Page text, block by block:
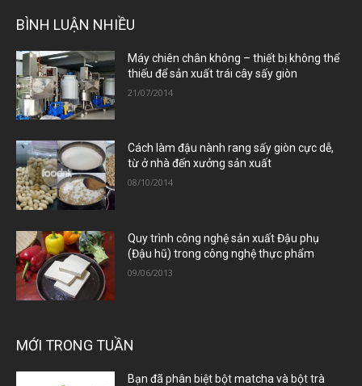
BÌNH LUẬN NHIỀU
Máy chiên chân không – thiết bị không thể
thiếu để sản xuất trái cây sấy giòn
21/07/2014
Cách làm đậu nành rang sấy giòn cực dễ,
từ ở nhà đến xưởng sản xuất
08/10/2014
Quy trình công nghệ sản xuất Đậu phụ
(Đậu hũ) trong công nghệ thực phẩm
09/06/2013
MỚI TRONG TUẦN
Bạn đã phân biệt bột matcha và bột trà